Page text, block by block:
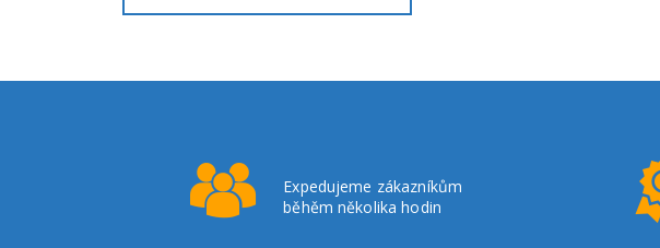
Expedujeme zákazníkům
běhěm několika hodin